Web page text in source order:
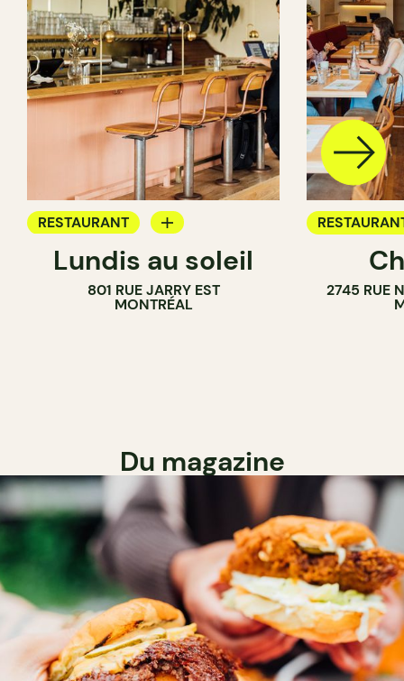
RESTAURANT
BAR À VIN
Lundis au soleil
801 RUE JARRY EST
MONTRÉAL
2745 RUE
Du magazine